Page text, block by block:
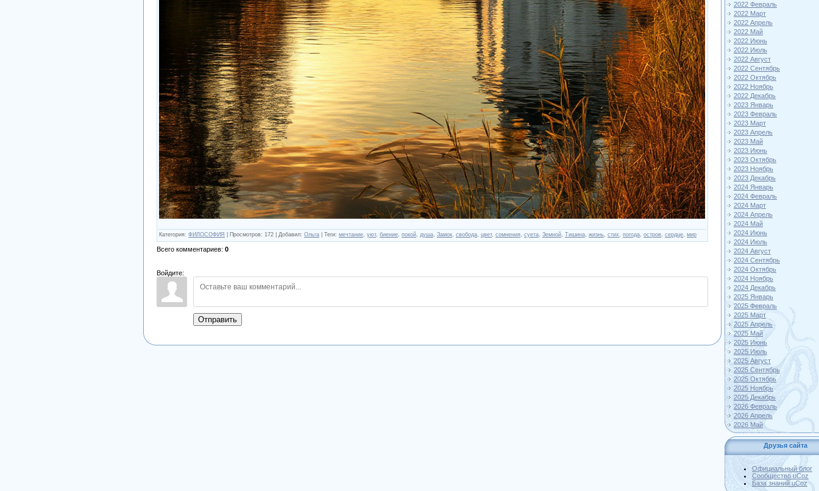
Категория: ФИЛОСОФИЯ Просмотров: 172 Добавил: Ольга Теги: мечтание уют, биение покой душа Замок свобода цвет, сомнения суета Земной Тишина жизнь стих погода остров сердце мир
Всего комментариев: 0
Войдите:
Отправить
2022 Февраль
2022 Март
2022 Апрель
2022 Май
2022 Июнь
2022 Июль
2022 Август
2022 Сентябрь
2022 Октябрь
2022 Ноябрь
2022 Декабрь
2023 Январь
2023 Февраль
2023 Март
2023 Апрель
2023 Май
2023 Июнь
2023 Октябрь
2023 Ноябрь
2023 Декабрь
2024 Январь
2024 Февраль
2024 Март
2024 Апрель
2024 Май
2024 Июнь
2024 Июль
2024 Август
2024 Сентябрь
2024 Октябрь
2024 Ноябрь
2024 Декабрь
2025 Январь
2025 Февраль
2025 Март
2025 Апрель
2025 Май
2025 Июнь
2025 Июль
2025 Август
2025 Сентябрь
2025 Октябрь
2025 Ноябрь
2025 Декабрь
2026 Февраль
2026 Апрель
2026 Май
Друзья сайта
Официальный блог
Сообщество uCoz
База знаний uCoz